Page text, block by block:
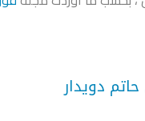
دويدار